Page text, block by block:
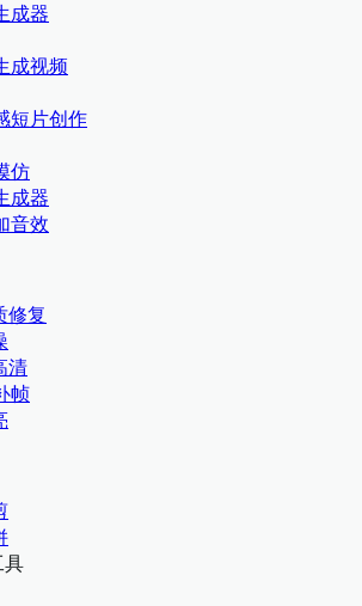
成器
成视频
短片创作
仿
成器
音效
修复
清
帧
具